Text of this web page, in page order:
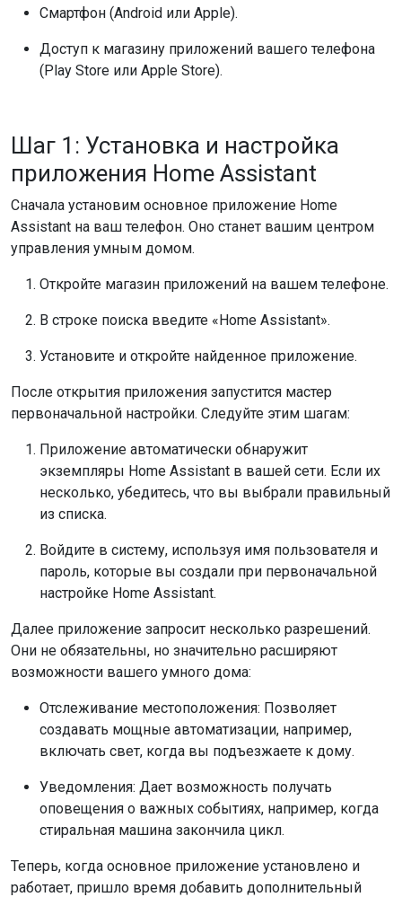
Смартфон (Android или Apple).
Доступ к магазину приложений вашего телефона
(Play Store или Apple Store).
Шаг 1: Установка и настройка
приложения Home Assistant
Сначала установим основное приложение Home
Assistant на ваш телефон. Оно станет вашим центром
управления умным домом.
Откройте магазин приложений на вашем телефоне.
В строке поиска введите «Home Assistant».
Установите и откройте найденное приложение.
После открытия приложения запустится мастер
первоначальной настройки. Следуйте этим шагам:
Приложение автоматически обнаружит
экземпляры Home Assistant в вашей сети. Если их
несколько, убедитесь, что вы выбрали правильный
из списка.
Войдите в систему, используя имя пользователя и
пароль, которые вы создали при первоначальной
настройке Home Assistant.
Далее приложение запросит несколько разрешений.
Они не обязательны, но значительно расширяют
возможности вашего умного дома:
Отслеживание местоположения: Позволяет
создавать мощные автоматизации, например,
включать свет, когда вы подъезжаете к дому.
Уведомления: Дает возможность получать
оповещения о важных событиях, например, когда
стиральная машина закончила цикл.
Теперь, когда основное приложение установлено и
работает, пришло время добавить дополнительный